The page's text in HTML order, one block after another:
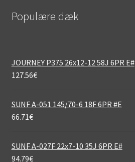
Populære dæk
JOURNEY P375 26x12-12 58J 6PR E#
127.56€
SUNF A-051 145/70-6 18F 6PR #E
66.71€
SUNF A-027F 22x7-10 35J 6PR E#
94.79€